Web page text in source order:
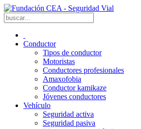
Conductor
Tipos de conductor
Motoristas
Conductores profesionales
Amaxofobia
Conductor kamikaze
Jóvenes conductores
Vehículo
Seguridad activa
Seguridad pasiva